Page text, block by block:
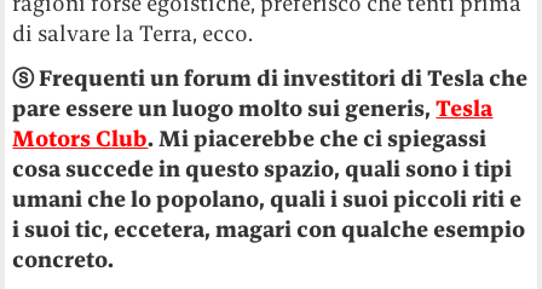
di salvare la Terra, ecco.
ⓢ Frequenti un forum di investitori di Tesla che
pare essere un luogo molto sui generis,Tesla
Motors Club. Mi piacerebbe che ci spiegassi
cosa succede in questo spazio, quali sono i tipi
umani che lo popolano, quali i suoi piccoli riti e
i suoi tic, eccetera, magari con qualche esempio
concreto.